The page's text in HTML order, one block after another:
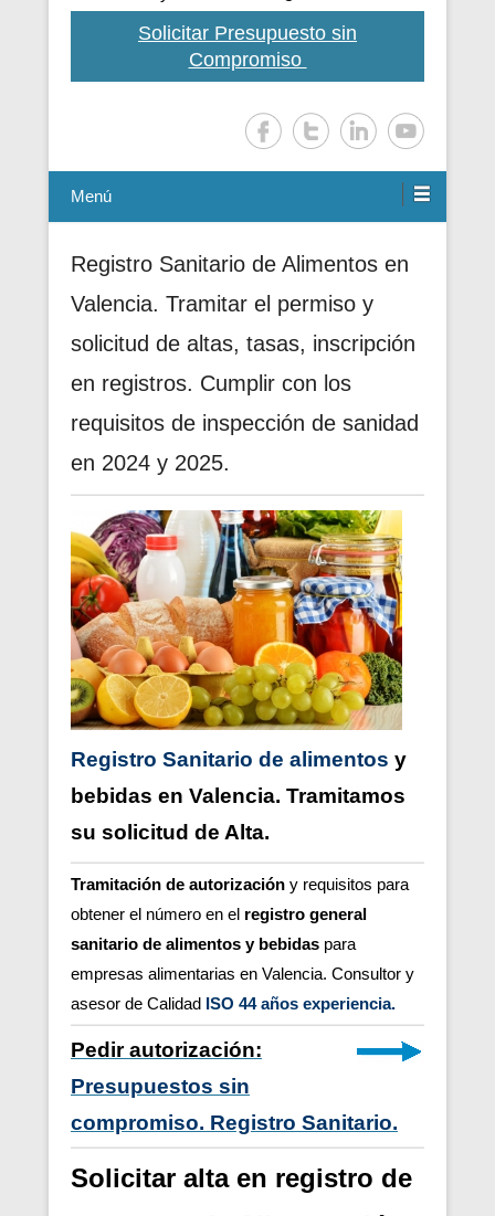
Solicitar Presupuesto sin
Compromiso
Menú
Registro Sanitario de Alimentos en
Valencia. Tramitar el permiso y
solicitud de altas, tasas, inscripción
en registros. Cumplir con los
requisitos de inspección de sanidad
en 2024 y 2025.
Registro Sanitario de alimentos y
bebidas en Valencia. Tramitamos
su solicitud de Alta.
Tramitación de autorización y requisitos para
obtener el número en el registro general
sanitario de alimentos y bebidas para
empresas alimentarias en Valencia. Consultor y
asesor de Calidad ISO 44 años experiencia.
Pedir autorización:
Presupuestos sin
compromiso. Registro Sanitario.
Solicitar alta en registro de